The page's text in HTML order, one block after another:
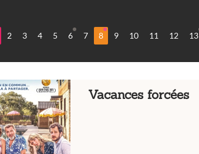
2 3 4 5 6 7 8 9 10 11 12 13
Vacances forcées